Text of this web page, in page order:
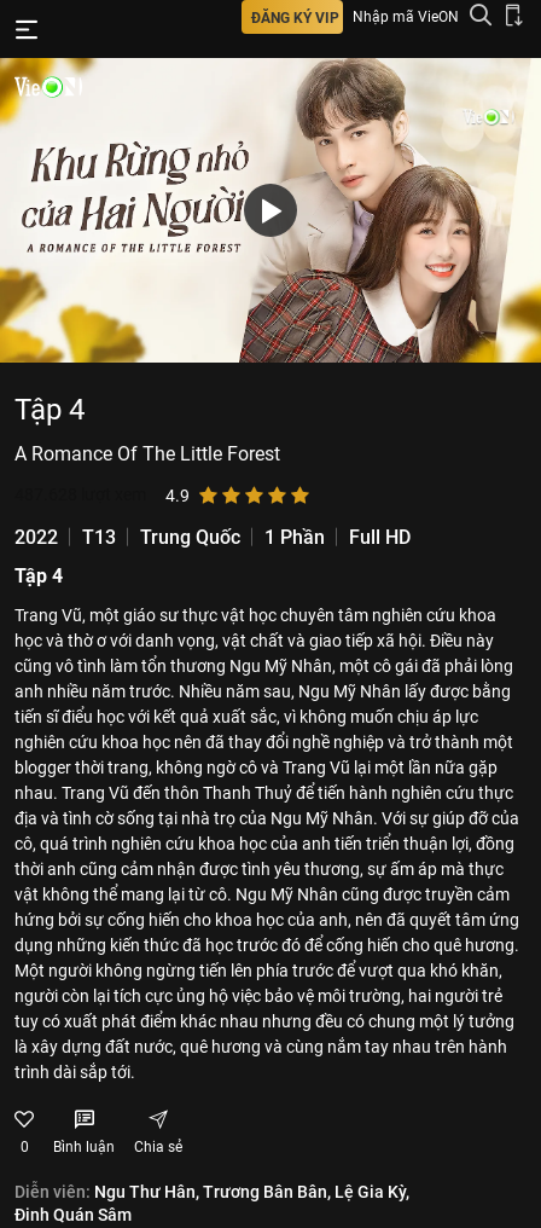
ĐĂNG KÝ VIP Nhập mã VieON
Tập 4
A Romance Of The Little Forest
4.9
2022 T13 Trung Quốc 1 Phần
Full HD
Tập 4
Trang Vũ, một giáo sư thực vật học chuyên tâm nghiên cứu khoa
học và thờ ơ với danh vọng, vật chất và giao tiếp xã hội. Điều này
cũng vô tình làm tổn thương Ngu Mỹ Nhân, một cô gái đã phải lòng
anh nhiều năm trước. Nhiều năm sau, Ngu Mỹ Nhân lấy được bằng
tiến sĩ điểu học với kết quả xuất sắc, vì không muốn chịu áp lực
nghiên cứu khoa học nên đã thay đổi nghề nghiệp và trở thành một
blogger thời trang, không ngờ cô và Trang Vũ lại một lần nữa gặp
nhau. Trang Vũ đến thôn Thanh Thuỷ để tiến hành nghiên cứu thực
địa và tình cờ sống tại nhà trọ của Ngu Mỹ Nhân. Với sự giúp đỡ của
cô, quá trình nghiên cứu khoa học của anh tiến triển thuận lợi, đồng
thời anh cũng cảm nhận được tình yêu thương, sự ấm áp mà thực
vật không thể mang lại từ cô. Ngu Mỹ Nhân cũng được truyền cảm
hứng bởi sự cống hiến cho khoa học của anh, nên đã quyết tâm ứng
dụng những kiến thức đã học trước đó để cống hiến cho quê hương.
Một người không ngừng tiến lên phía trước để vượt qua khó khăn,
người còn lại tích cực ủng hộ việc bảo vệ môi trường, hai người trẻ
tuy có xuất phát điểm khác nhau nhưng đều có chung một lý tưởng
là xây dựng đất nước, quê hương và cùng nắm tay nhau trên hành
trình dài sắp tới.
0 Bình luận Chia sẻ
Diễn viên: Ngu Thư Hân,Trương Bân Bân, Lệ Gia Kỳ,
Đinh Quán Sâm